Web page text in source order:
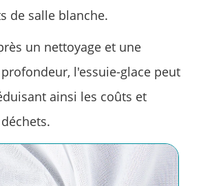
de salle blanche.
un nettoyage et une
l'essuie-glace peut
ainsi les coûts et